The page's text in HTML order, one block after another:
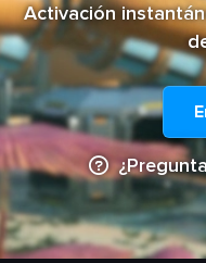
Activación